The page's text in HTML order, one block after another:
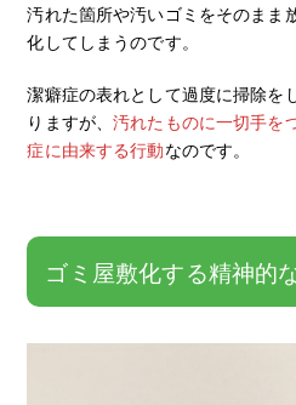
汚れた箇所や汚いゴミをそのまま
化してしまうのです。
潔癖症の表れとして過度に掃除を
りますが、汚れたものに一切手を
症に由来する行動なのです。
ゴミ屋敷化する精神的